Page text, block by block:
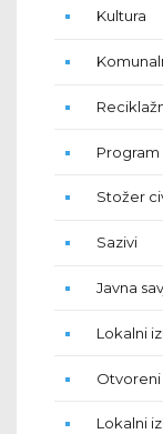
Kultura
Program
Stožer
Sazivi
Javna
Lokalni
Lokalni